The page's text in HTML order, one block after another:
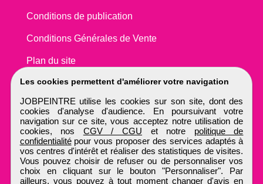
Les cookies permettent d'améliorer votre navigation
JOBPEINTRE utilise les cookies sur son site, dont des
cookies d'analyse d'audience. En poursuivant votre
navigation sur ce site, vous acceptez notre utilisation de
cookies, nos CGV / CGU et notre politique de
confidentialitépour vous proposer des services adaptés à
vos centres d'intérêt et réaliser des statistiques de visites.
Vous pouvez choisir de refuser ou de personnaliser vos
choix en cliquant sur le bouton "Personnaliser". Par
ailleurs, vous pouvez à tout moment changer d'avis en
Conditions de publication
Conditions Générales de Vente
Plan du site